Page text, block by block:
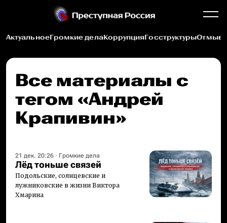
АктуальноеГромкие делаКоррупцияГосструктуры
Все материалы c
тегом «Андрей
Крапивин»
21 дек. 20:26 · Громкие дела
Лёд тоньше связей
Подольские, солнцевские и
лужниковские в жизни Виктора
Хмарина